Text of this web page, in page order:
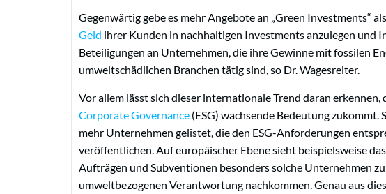
Gegenwärtig gebe es mehr Angebote an „Green Investments“
Geld ihrer Kunden in nachhaltigen Investments anzulegen und
Beteiligungen an Unternehmen, die ihre Gewinne mit fossilen
umweltschädlichen Branchen tätig sind, so Dr. Wagesreiter.
Vor allem lässt sich dieser internationale Trend daran erkennen,
Corporate Governance (ESG) wachsende Bedeutung zukommt.
mehr Unternehmen gelistet, die den ESG-Anforderungen
veröffentlichen. Auf europäischer Ebene sieht beispielsweise
Aufträgen und Subventionen besonders solche Unternehmen
umweltbezogenen Verantwortung nachkommen. Genau aus